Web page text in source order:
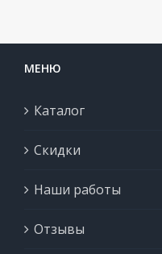
МЕНЮ
Каталог
Скидки
Наши работы
Отзывы